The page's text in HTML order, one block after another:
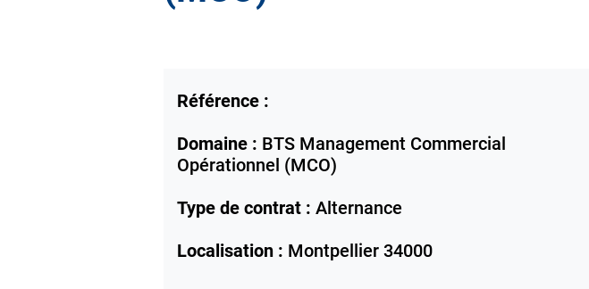
Référence :
Domaine : BTS Management Commercial
Opérationnel (MCO)
Type de contrat : Alternance
Localisation : Montpellier 34000